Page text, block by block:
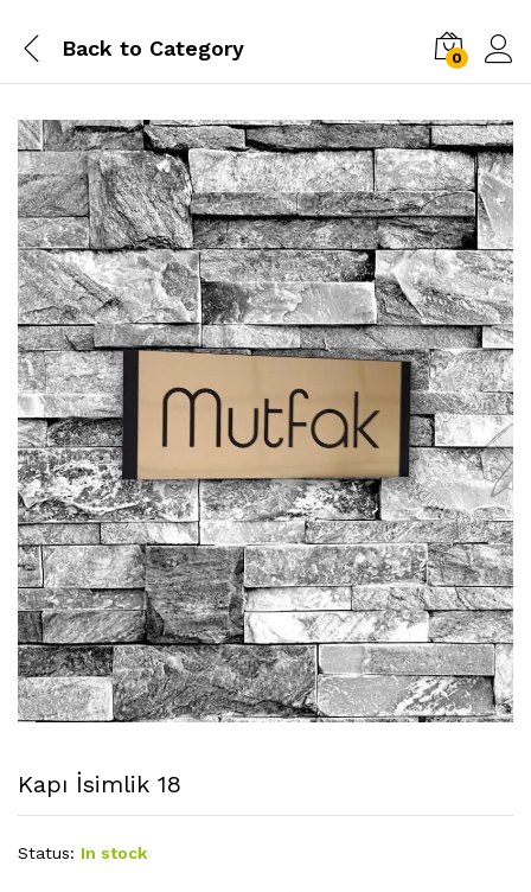
Back to Category 0
Kapı İsimlik 18
Status: In stock